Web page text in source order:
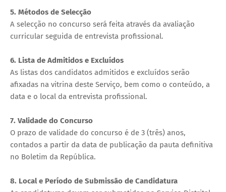
5. Métodos de Selecção
A selecção no concurso será feita através da avaliação
curricular seguida de entrevista profissional.
6. Lista de Admitidos e Excluídos
As listas dos candidatos admitidos e excluídos serão
afixadas na vitrina deste Serviço, bem como o conteúdo, a
data e o local da entrevista profissional.
7. Validade do Concurso
O prazo de validade do concurso é de 3 (três) anos,
contados a partir da data de publicação da pauta definitiva
no Boletim da República.
8. Local e Período de Submissão de Candidatura